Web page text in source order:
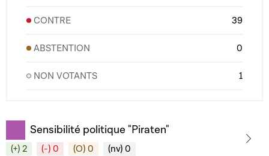
CONTRE 39
ABSTENTION 0
NON VOTANTS 1
Sensibilité politique "Piraten"
(+) 2 (-) 0 (O) 0 (nv) 0